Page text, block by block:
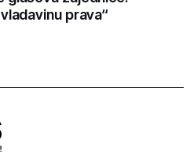
prava“